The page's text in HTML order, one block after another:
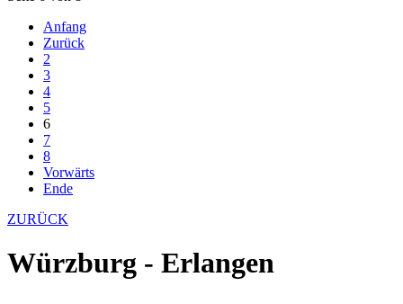
Anfang
Zurück
2
3
4
5
6
7
8
Vorwärts
Ende
ZURÜCK
Würzburg - Erlangen